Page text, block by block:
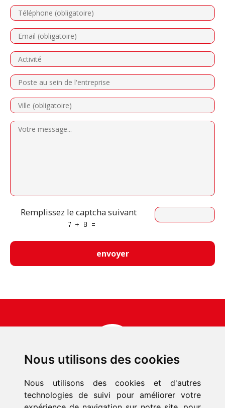
Nous utilisons des cookies
Nous utilisons des cookies et d'autres
technologies de suivi pour améliorer votre
Remplissez le captcha suivant
ACCUEIL
PRODUITS